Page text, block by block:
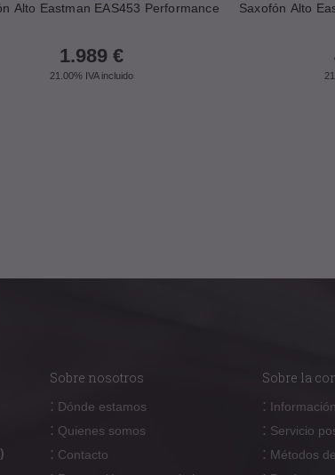
Alto Eastman EAS453 Performance
1.989 €
21.00% IVA incluido
Saxofón Alto
Sobre nosotros
: Dónde estamos
: Quienes somos
: Contacto
Sobre la
:
: Servicio
: Métodos